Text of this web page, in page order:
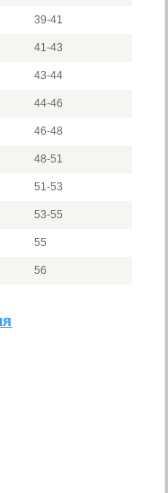
39-41
41-43
43-44
44-46
46-48
48-51
51-53
53-55
55
56